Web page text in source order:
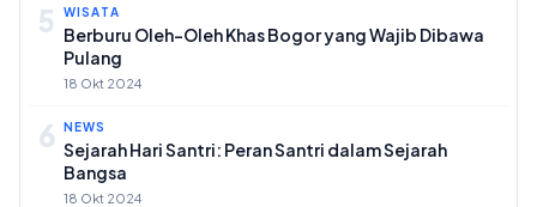
5 WISATA
Berburu Oleh-Oleh Khas Bogor yang Wajib Dibawa
Pulang
18 Okt 2024
6 NEWS
Sejarah Hari Santri: Peran Santri dalam Sejarah
Bangsa
18 Okt 2024